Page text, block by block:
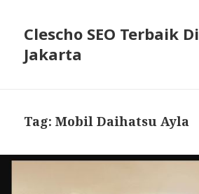
Clescho SEO Terbaik Di
Jakarta
Tag: Mobil Daihatsu Ayla